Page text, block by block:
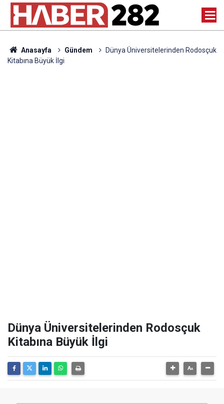
Anasayfa Gündem
Dünya Üniversitelerinden Rodosçuk
Kitabına Büyük İlgi
Dünya Üniversitelerinden Rodosçuk
Kitabına Büyük İlgi